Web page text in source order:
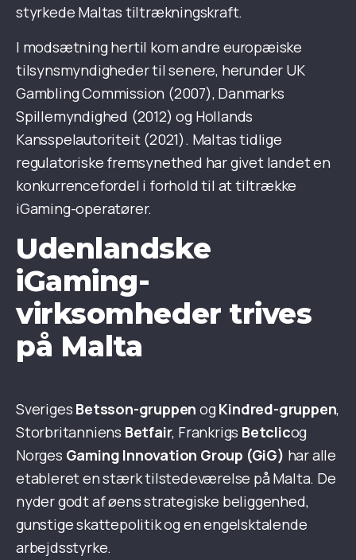
styrkede Maltas tiltrækningskraft.
I modsætning hertil kom andre europæiske
tilsynsmyndigheder til senere, herunder UK
Gambling Commission (2007), Danmarks
Spillemyndighed (2012) og Hollands
Kansspelautoriteit (2021). Maltas tidlige
regulatoriske fremsynethed har givet landet en
konkurrencefordel i forhold til at tiltrække
iGaming-operatører.
Udenlandske
iGaming-
virksomheder trives
på Malta
Sveriges Betsson-gruppen ogKindred-gruppen,
Storbritanniens Betfair, Frankrigs Betclicog
Norges Gaming Innovation Group (GiG) har alle
etableret en stærk tilstedeværelse på Malta. De
nyder godt af øens strategiske beliggenhed,
gunstige skattepolitik og en engelsktalende
arbejdsstyrke.